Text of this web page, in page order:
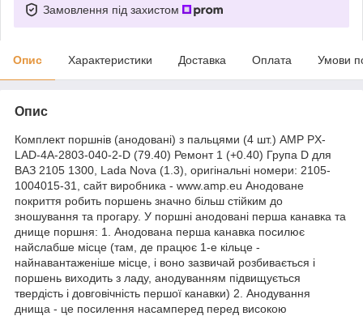
Замовлення під захистом
Опис Характеристики Доставка Оплата Умови
Опис
Комплект поршнів (анодовані) з пальцями (4 шт.) AMP PX-
LAD-4A-2803-040-2-D (79.40) Ремонт 1 (+0.40) Група D для
ВАЗ 2105 1300, Lada Nova (1.3), оригінальні номери: 2105-
1004015-31, сайт виробника - www.amp.eu Анодоване
покриття робить поршень значно більш стійким до
зношування та прогару. У поршні анодовані перша канавка та
днище поршня: 1. Анодована перша канавка посилює
найслабше місце (там, де працює 1-е кільце -
найнавантаженіше місце, і воно зазвичай розбивається і
поршень виходить з ладу, анодуванням підвищується
твердість і довговічність першої канавки) 2. Анодування
днища - це посилення насамперед перед високою